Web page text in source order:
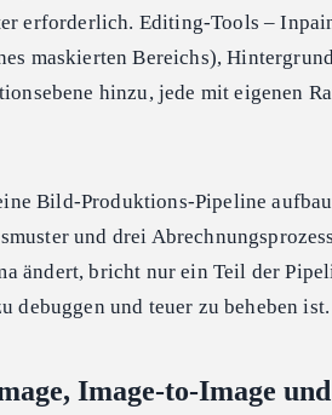
erforderlich. Editing-Tools –
maskierten Bereichs),
hinzu, jede mit eigenen
Bild-Produktions-Pipeline
und drei
ändert, bricht nur ein Teil der
debuggen und teuer zu beheben ist.
Image-to-Image